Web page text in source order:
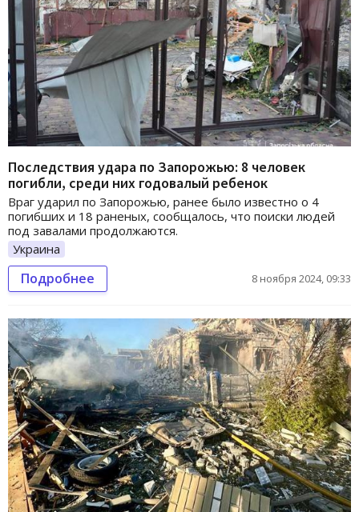
Последствия удара по Запорожью: 8 человек
погибли, среди них годовалый ребенок
Враг ударил по Запорожью, ранее было известно о 4
погибших и 18 раненых, сообщалось, что поиски людей
под завалами продолжаются.
Украина
Подробнее 8 ноября 2024, 09:33